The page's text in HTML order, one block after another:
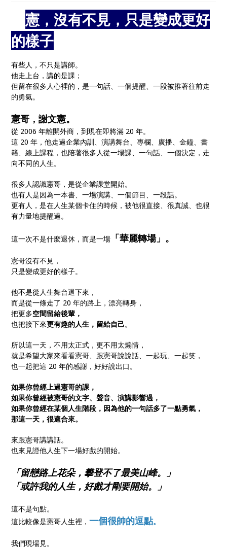
🎤憲，沒有不見，只是變成更好
的樣子
有些人，不只是講師。
他走上台，講的是課；
但留在很多人心裡的，是一句話、一個提醒、一段被推著往前走
的勇氣。
憲哥，謝文憲。
從 2006 年離開外商，到現在即將滿 20 年。
這 20 年，他走過企業內訓、演講舞台、專欄、廣播、金鐘、書
籍、線上課程，也陪著很多人從一場課、一句話、一個決定，走
向不同的人生。
很多人認識憲哥，是從企業課堂開始。
也有人是因為一本書、一場演講、一個節目、一段話。
更有人，是在人生某個卡住的時候，被他很直接、很真誠、也很
有力量地提醒過。
這一次不是什麼退休，而是一場 「華麗轉場」。
憲哥沒有不見，
只是變成更好的樣子。
他不是從人生舞台退下來，
而是從一條走了 20 年的路上，漂亮轉身，
把更多空間留給後輩，
也把接下來更有趣的人生，留給自己。
所以這一天，不用太正式，更不用太煽情，
就是希望大家來看看憲哥、跟憲哥說說話、一起玩、一起笑，
也一起把這 20 年的感謝，好好說出口。
如果你曾經上過憲哥的課，
如果你曾經被憲哥的文字、聲音、演講影響過，
如果你曾經在某個人生階段，因為他的一句話多了一點勇氣，
那這一天，很適合來。
來跟憲哥講講話。
也來見證他人生下一場好戲的開始。
「留戀路上花朵，攀登不了最美山峰。」
「或許我的人生，好戲才剛要開始。」
這不是句點。
這比較像是憲哥人生裡，一個很帥的逗點。
我們現場見。